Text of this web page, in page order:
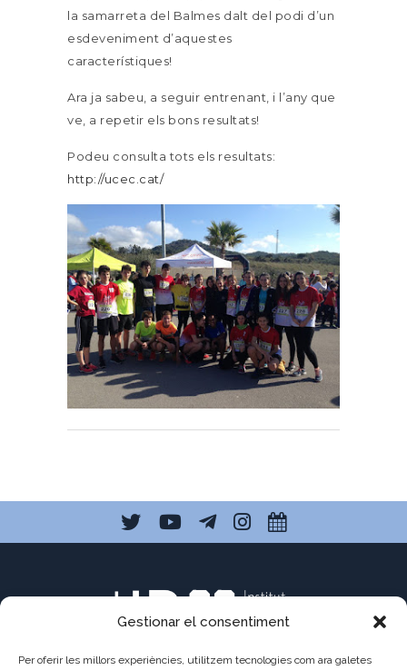
Gestionar el consentiment
Per oferir les millors experiències, utilitzem tecnologies com ara galetes
la samarreta del Balmes dalt del podi d’un
esdeveniment d’aquestes
característiques!
Ara ja sabeu, a seguir entrenant, i l’any que
ve, a repetir els bons resultats!
Podeu consulta tots els resultats:
http://ucec.cat/